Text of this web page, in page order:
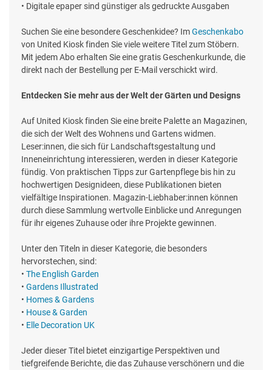
• Digitale epaper sind günstiger als gedruckte Ausgaben
Suchen Sie eine besondere Geschenkidee? ImGeschenkabo
von United Kiosk finden Sie viele weitere Titel zum Stöbern.
Mit jedem Abo erhalten Sie eine gratis Geschenkurkunde, die
direkt nach der Bestellung per E-Mail verschickt wird.
Entdecken Sie mehr aus der Welt der Gärten und Designs
Auf United Kiosk finden Sie eine breite Palette an Magazinen,
die sich der Welt des Wohnens und Gartens widmen.
Leser:innen, die sich für Landschaftsgestaltung und
Inneneinrichtung interessieren, werden in dieser Kategorie
fündig. Von praktischen Tipps zur Gartenpflege bis hin zu
hochwertigen Designideen, diese Publikationen bieten
vielfältige Inspirationen. Magazin-Liebhaber:innen können
durch diese Sammlung wertvolle Einblicke und Anregungen
für ihr eigenes Zuhause oder ihre Projekte gewinnen.
Unter den Titeln in dieser Kategorie, die besonders
hervorstechen, sind:
• The English Garden
• Gardens Illustrated
• Homes & Gardens
• House & Garden
• Elle Decoration UK
Jeder dieser Titel bietet einzigartige Perspektiven und
tiefgreifende Berichte, die das Zuhause verschönern und die